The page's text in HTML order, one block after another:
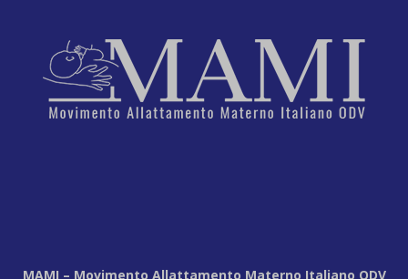
MAMI – Movimento Allattamento Materno Italiano ODV